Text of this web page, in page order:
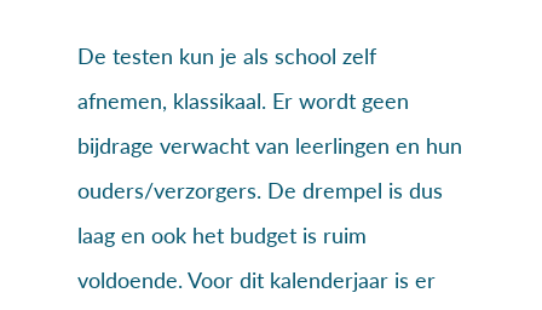
De testen kun je als school zelf
afnemen, klassikaal. Er wordt geen
bijdrage verwacht van leerlingen en hun
ouders/verzorgers. De drempel is dus
laag en ook het budget is ruim
voldoende. Voor dit kalenderjaar is er